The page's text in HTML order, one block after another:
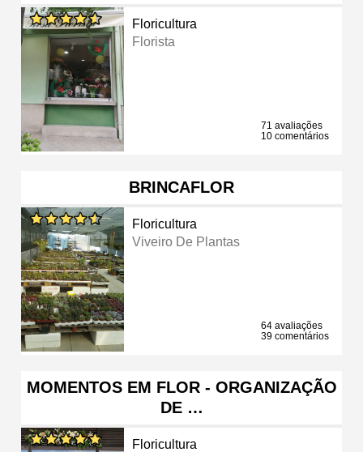
Floricultura
Florista
71 avaliações
10 comentários
BRINCAFLOR
Floricultura
Viveiro De Plantas
64 avaliações
39 comentários
MOMENTOS EM FLOR - ORGANIZAÇÃO
DE …
Floricultura